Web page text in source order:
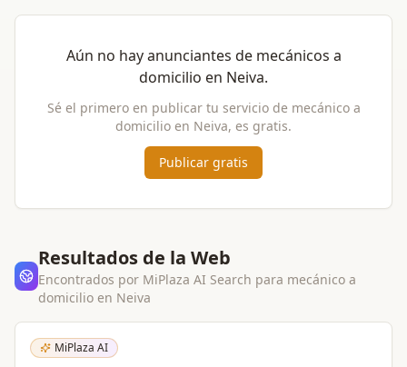
Aún no hay anunciantes de mecánicos a
domicilio en Neiva.
Sé el primero en publicar tu servicio de mecánico a
domicilio en Neiva, es gratis.
Publicar gratis
Resultados de la Web
Encontrados por MiPlaza AI Search para mecánico a
domicilio en Neiva
MiPlaza AI